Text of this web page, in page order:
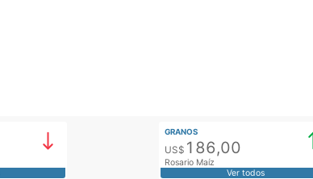
GRANOS
US$ 186,00
Rosario Maíz
Ver todos